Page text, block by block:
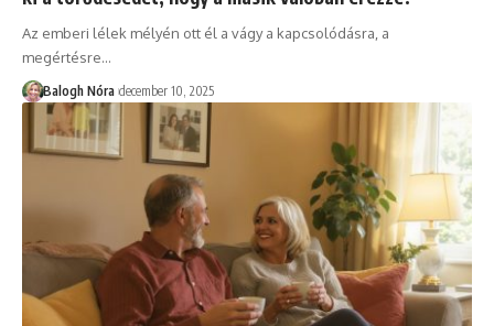
Az emberi lélek mélyén ott él a vágy a kapcsolódásra, a
megértésre…
Balogh Nóra december 10, 2025